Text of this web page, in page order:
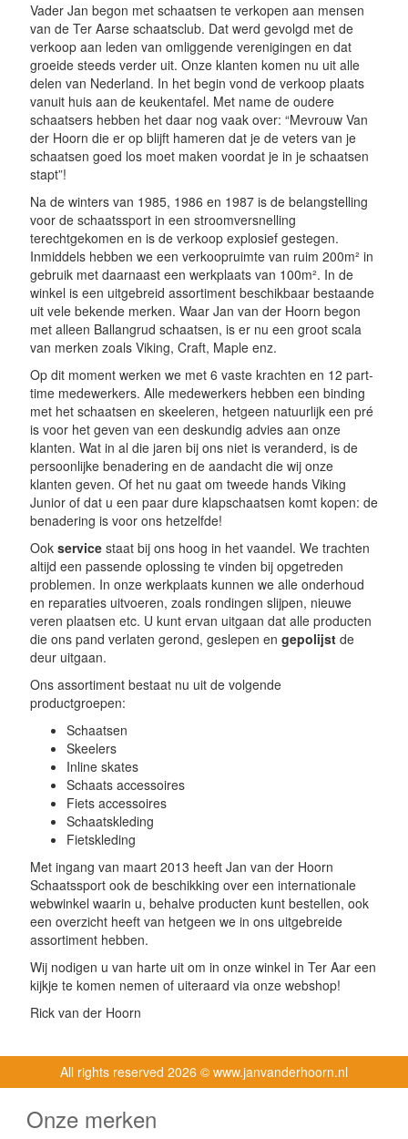
Vader Jan begon met schaatsen te verkopen aan mensen
van de Ter Aarse schaatsclub. Dat werd gevolgd met de
verkoop aan leden van omliggende verenigingen en dat
groeide steeds verder uit. Onze klanten komen nu uit alle
delen van Nederland. In het begin vond de verkoop plaats
vanuit huis aan de keukentafel. Met name de oudere
schaatsers hebben het daar nog vaak over: “Mevrouw Van
der Hoorn die er op blijft hameren dat je de veters van je
schaatsen goed los moet maken voordat je in je schaatsen
stapt”!
Na de winters van 1985, 1986 en 1987 is de belangstelling
voor de schaatssport in een stroomversnelling
terechtgekomen en is de verkoop explosief gestegen.
Inmiddels hebben we een verkoopruimte van ruim 200m² in
gebruik met daarnaast een werkplaats van 100m². In de
winkel is een uitgebreid assortiment beschikbaar bestaande
uit vele bekende merken. Waar Jan van der Hoorn begon
met alleen Ballangrud schaatsen, is er nu een groot scala
van merken zoals Viking, Craft, Maple enz.
Op dit moment werken we met 6 vaste krachten en 12 part-
time medewerkers. Alle medewerkers hebben een binding
met het schaatsen en skeeleren, hetgeen natuurlijk een pré
is voor het geven van een deskundig advies aan onze
klanten. Wat in al die jaren bij ons niet is veranderd, is de
persoonlijke benadering en de aandacht die wij onze
klanten geven. Of het nu gaat om tweede hands Viking
Junior of dat u een paar dure klapschaatsen komt kopen: de
benadering is voor ons hetzelfde!
Ook service staat bij ons hoog in het vaandel. We trachten
altijd een passende oplossing te vinden bij opgetreden
problemen. In onze werkplaats kunnen we alle onderhoud
en reparaties uitvoeren, zoals rondingen slijpen, nieuwe
veren plaatsen etc. U kunt ervan uitgaan dat alle producten
die ons pand verlaten gerond, geslepen en gepolijst de
deur uitgaan.
Ons assortiment bestaat nu uit de volgende
productgroepen:
Schaatsen
Skeelers
Inline skates
Schaats accessoires
Fiets accessoires
Schaatskleding
Fietskleding
Met ingang van maart 2013 heeft Jan van der Hoorn
Schaatssport ook de beschikking over een internationale
webwinkel waarin u, behalve producten kunt bestellen, ook
een overzicht heeft van hetgeen we in ons uitgebreide
assortiment hebben.
Wij nodigen u van harte uit om in onze winkel in Ter Aar een
kijkje te komen nemen of uiteraard via onze webshop!
Rick van der Hoorn
All rights reserved 2026 © www.janvanderhoorn.nl
Onze merken